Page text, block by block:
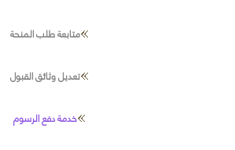
متابعة طلب المنحة
تعديل وثائق القبول
خدمة دفع الرسوم